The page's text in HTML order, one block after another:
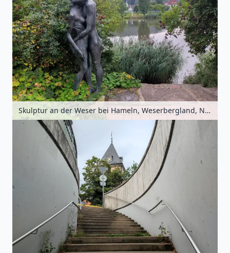
Skulptur an der Weser bei Hameln, Weserbergland, Niedersachsen, Deutschland